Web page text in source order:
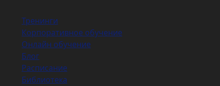
Тренинги
Корпоративное обучение
Онлайн обучение
Блог
Расписание
Библиотека